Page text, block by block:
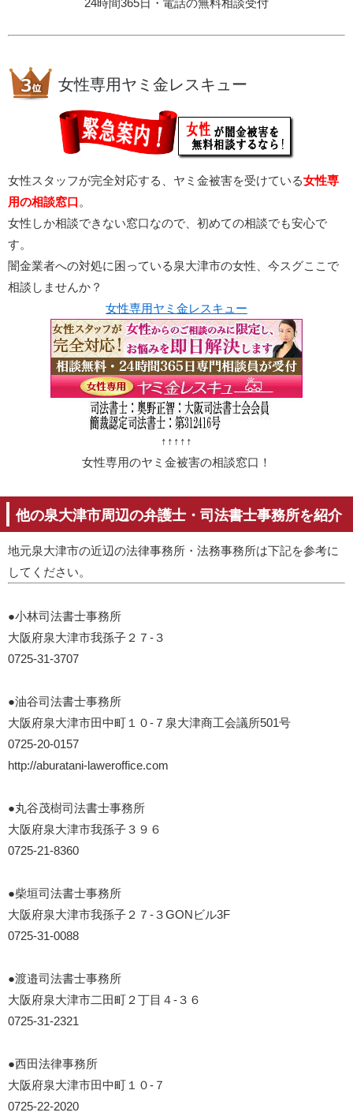
24時間365日・電話の無料相談受付
女性専用ヤミ金レスキュー
女性スタッフが完全対応する、ヤミ金被害を受けている女性専
用の相談窓口 。
女性しか相談できない窓口なので、初めての相談でも安心で
す。
闇金業者への対処に困っている泉大津市の女性、今スグここで
相談しませんか？
女性専用ヤミ金レスキュー
↑↑↑↑↑
女性専用のヤミ金被害の相談窓口！
他の泉大津市周辺の弁護士・司法書士事務所を紹介
地元泉大津市の近辺の法律事務所・法務事務所は下記を参考に
してください。
●小林司法書士事務所
大阪府泉大津市我孫子２７-３
0725-31-3707
●油谷司法書士事務所
大阪府泉大津市田中町１０-７泉大津商工会議所501号
0725-20-0157
http://aburatani-laweroffice.com
●丸谷茂樹司法書士事務所
大阪府泉大津市我孫子３９６
0725-21-8360
●柴垣司法書士事務所
大阪府泉大津市我孫子２７-３GONビル3F
0725-31-0088
●渡邉司法書士事務所
大阪府泉大津市二田町２丁目４-３６
0725-31-2321
●西田法律事務所
大阪府泉大津市田中町１０-７
0725-22-2020